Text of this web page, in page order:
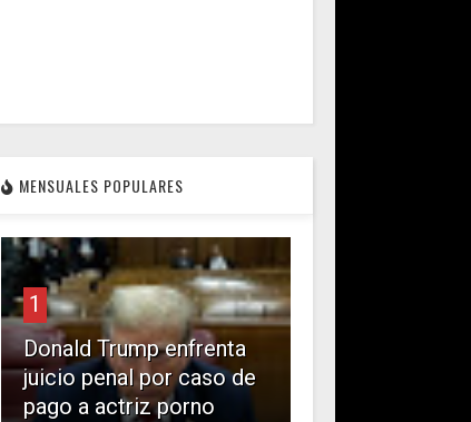
MENSUALES POPULARES
1
Donald Trump enfrenta
juicio penal por caso de
pago a actriz porno